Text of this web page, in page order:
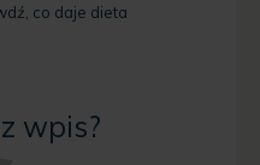
co daje dieta
wpis?